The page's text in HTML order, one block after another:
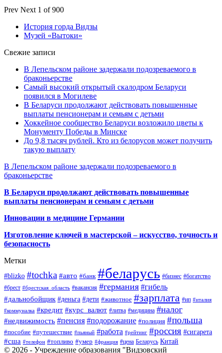
Prev Next 1 of 900
История горда Видзы
Музей «Вытоки»
Свежие записи
В Лепельском районе задержали подозреваемого в
браконьерстве
Самый высокий открытый скалодром Беларуси
появился в Могилеве
В Беларуси продолжают действовать повышенные
выплаты пенсионерам и семьям с детьми
Хоккейное сообщество Беларуси возложило цветы к
Монументу Победы в Минске
До 9,8 тысяч рублей. Кто из белорусов может получить
такую выплату
В Лепельском районе задержали подозреваемого в
браконьерстве
В Беларуси продолжают действовать повышенные
выплаты пенсионерам и семьям с детьми
Инновации в медицине Германии
Изготовление ключей в мастерской – искусство, точность и
безопасность
Метки
#blizko #tochka #авто #банк #беларусь #бизнес #богатство
#брест #брестская_область #вакансия #германия #гибель
#дальнобойщик #деньга #дети #животное #зарплата #ип #италия
#коммуналка #кредит #курс_валют #литва #медицина #налог
#недвижимость #пенсия #подорожание #полиция #польша
#пособие #путешествие #пьяный #работа #рейтинг #россия #сигарета
#сша #телефон #топливо #умер #франция #цена Беларусь Китай
© 2026 - Учреждение образования "Видзовский